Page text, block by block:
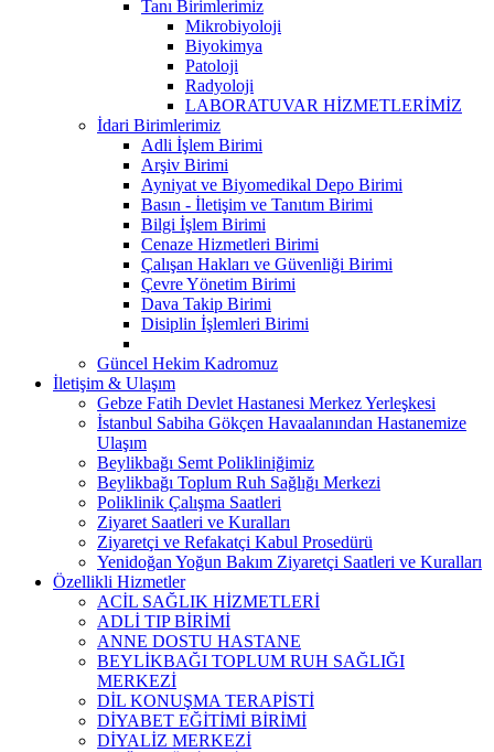
Tanı Birimlerimiz
Mikrobiyoloji
Biyokimya
Patoloji
Radyoloji
LABORATUVAR HİZMETLERİMİZ
İdari Birimlerimiz
Adli İşlem Birimi
Arşiv Birimi
Ayniyat ve Biyomedikal Depo Birimi
Basın - İletişim ve Tanıtım Birimi
Bilgi İşlem Birimi
Cenaze Hizmetleri Birimi
Çalışan Hakları ve Güvenliği Birimi
Çevre Yönetim Birimi
Dava Takip Birimi
Disiplin İşlemleri Birimi
Güncel Hekim Kadromuz
İletişim & Ulaşım
Gebze Fatih Devlet Hastanesi Merkez Yerleşkesi
İstanbul Sabiha Gökçen Havaalanından Hastanemize
Ulaşım
Beylikbağı Semt Polikliniğimiz
Beylikbağı Toplum Ruh Sağlığı Merkezi
Poliklinik Çalışma Saatleri
Ziyaret Saatleri ve Kuralları
Ziyaretçi ve Refakatçi Kabul Prosedürü
Yenidoğan Yoğun Bakım Ziyaretçi Saatleri ve Kuralları
Özellikli Hizmetler
ACİL SAĞLIK HİZMETLERİ
ADLİ TIP BİRİMİ
ANNE DOSTU HASTANE
BEYLİKBAĞI TOPLUM RUH SAĞLIĞI
MERKEZİ
DİL KONUŞMA TERAPİSTİ
DİYABET EĞİTİMİ BİRİMİ
DİYALİZ MERKEZİ